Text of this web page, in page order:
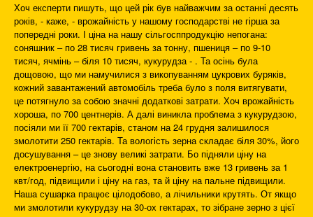
Хоч експерти пишуть, що цей рік був найважчим за останні десять
років, - каже, - врожайність у нашому господарстві не гірша за
попередні роки. І ціна на нашу сільгосппродукцію непогана:
соняшник – по 28 тисяч гривень за тонну, пшениця – по 9-10
тисяч, ячмінь – біля 10 тисяч, кукурудза - . Та осінь була
дощовою, що ми намучилися з викопуванням цукрових буряків,
кожний завантажений автомобіль треба було з поля витягувати,
це потягнуло за собою значні додаткові затрати. Хоч врожайність
хороша, по 700 центнерів. А далі виникла проблема з кукурудзою,
посіяли ми її 700 гектарів, станом на 24 грудня залишилося
змолотити 250 гектарів. Та вологість зерна складає біля 30%, його
досушування – це знову великі затрати. Бо підняли ціну на
електроенергію, на сьогодні вона становить вже 13 гривень за 1
квт/год, підвищили і ціну на газ, та й ціну на пальне підвищили.
Наша сушарка працює цілодобово, а лічильники крутять. От якщо
ми змолотили кукурудзу на 30-ох гектарах, то зібране зерно з цієї